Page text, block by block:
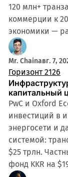
120 млн+
коммерции к
экономики —
Mr. Chainавг. 7,
Горизонт 2126
капитальный
PwC и Oxford
инвестиций в
энергосети и
системой:
$25 трлн.
фонд KKR на